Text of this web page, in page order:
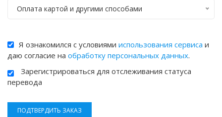
Оплата картой и другими способами
Я ознакомился с условиями использования сервиса и
даю согласие на обработку персональных данных.
Зарегистрироваться для отслеживания статуса
перевода
ПОДТВЕРДИТЬ ЗАКАЗ